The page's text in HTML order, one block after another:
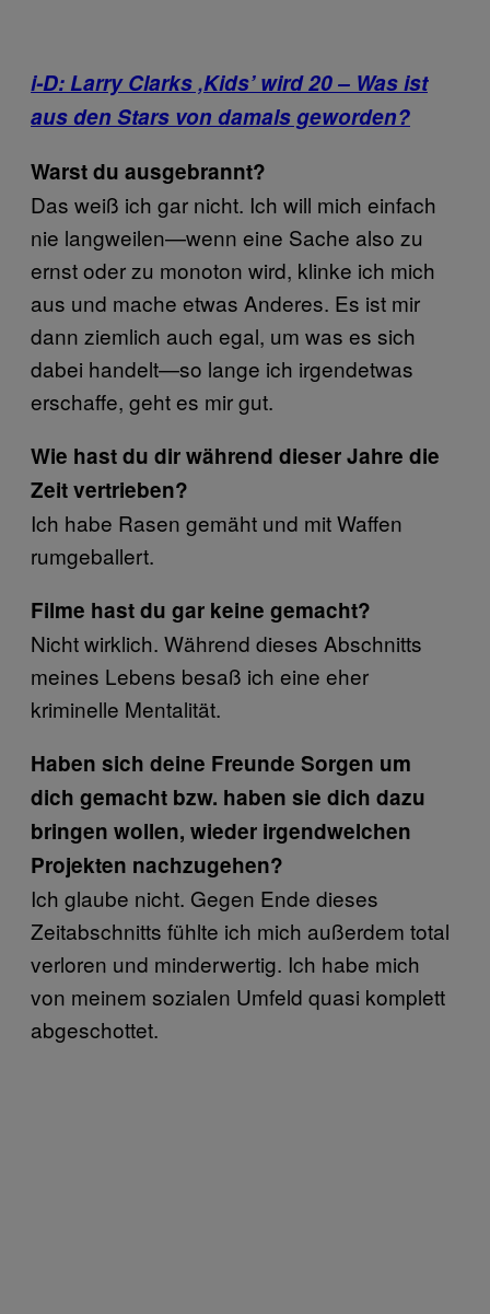
i-D: Larry Clarks ‚Kids’ wird 20 – Was ist
aus den Stars von damals geworden?
Warst du ausgebrannt?
Das weiß ich gar nicht. Ich will mich einfach
nie langweilen—wenn eine Sache also zu
ernst oder zu monoton wird, klinke ich mich
aus und mache etwas Anderes. Es ist mir
dann ziemlich auch egal, um was es sich
dabei handelt—so lange ich irgendetwas
erschaffe, geht es mir gut.
Wie hast du dir während dieser Jahre die
Zeit vertrieben?
Ich habe Rasen gemäht und mit Waffen
rumgeballert.
Filme hast du gar keine gemacht?
Nicht wirklich. Während dieses Abschnitts
meines Lebens besaß ich eine eher
kriminelle Mentalität.
Haben sich deine Freunde Sorgen um
dich gemacht bzw. haben sie dich dazu
bringen wollen, wieder irgendwelchen
Projekten nachzugehen?
Ich glaube nicht. Gegen Ende dieses
Zeitabschnitts fühlte ich mich außerdem total
verloren und minderwertig. Ich habe mich
von meinem sozialen Umfeld quasi komplett
abgeschottet.